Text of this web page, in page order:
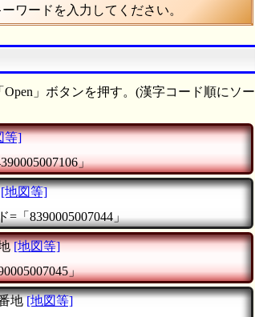
ワードを入力してください。
」ボタンを押す。(漢字コード順にソー
等]
」
[地図等]
=「8390005007044」
[地図等]
」
地 [地図等]